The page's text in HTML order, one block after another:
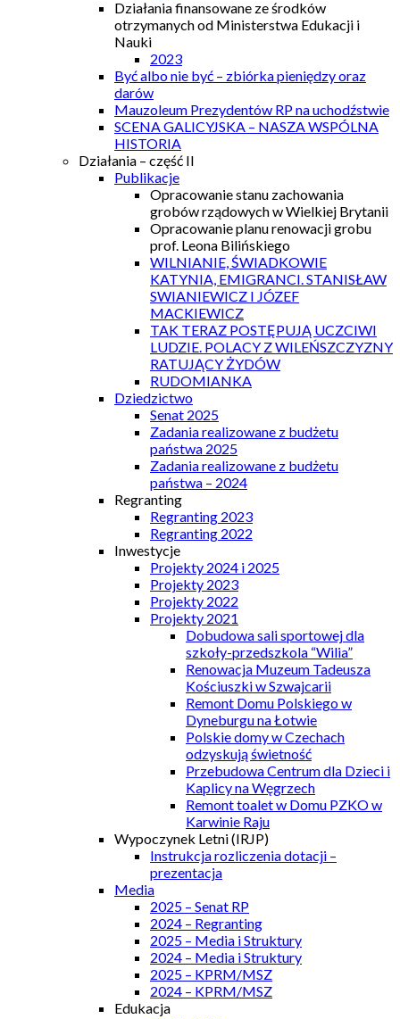
Działania finansowane ze środków
otrzymanych od Ministerstwa Edukacji i
Nauki
2023
Być albo nie być – zbiórka pieniędzy oraz
darów
Mauzoleum Prezydentów RP na uchodźstwie
SCENA GALICYJSKA – NASZA WSPÓLNA
HISTORIA
Działania – część II
Publikacje
Opracowanie stanu zachowania
grobów rządowych w Wielkiej Brytanii
Opracowanie planu renowacji grobu
prof. Leona Bilińskiego
WILNIANIE, ŚWIADKOWIE
KATYNIA, EMIGRANCI. STANISŁAW
SWIANIEWICZ I JÓZEF
MACKIEWICZ
TAK TERAZ POSTĘPUJĄ UCZCIWI
LUDZIE. POLACY Z WILEŃSZCZYZNY
RATUJĄCY ŻYDÓW
RUDOMIANKA
Dziedzictwo
Senat 2025
Zadania realizowane z budżetu
państwa 2025
Zadania realizowane z budżetu
państwa – 2024
Regranting
Regranting 2023
Regranting 2022
Inwestycje
Projekty 2024 i 2025
Projekty 2023
Projekty 2022
Projekty 2021
Dobudowa sali sportowej dla
szkoły-przedszkola “Wilia”
Renowacja Muzeum Tadeusza
Kościuszki w Szwajcarii
Remont Domu Polskiego w
Dyneburgu na Łotwie
Polskie domy w Czechach
odzyskują świetność
Przebudowa Centrum dla Dzieci i
Kaplicy na Węgrzech
Remont toalet w Domu PZKO w
Karwinie Raju
Wypoczynek Letni (IRJP)
Instrukcja rozliczenia dotacji –
prezentacja
Media
2025 – Senat RP
2024 – Regranting
2025 – Media i Struktury
2024 – Media i Struktury
2025 – KPRM/MSZ
2024 – KPRM/MSZ
Edukacja